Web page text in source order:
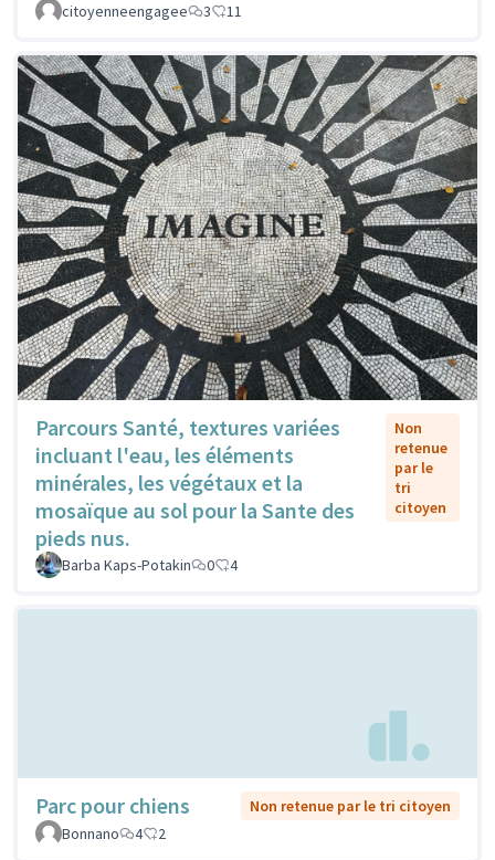
citoyenneengagee 3 11
Parcours Santé, textures variées
incluant l'eau, les éléments
minérales, les végétaux et la
mosaïque au sol pour la Sante des
pieds nus.
Non
retenue
par le
tri
citoyen
Barba Kaps-Potakin 0 4
Parc pour chiens
Non retenue par le tri citoyen
Bonnano
4 2